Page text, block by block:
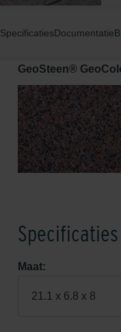
SpecificatiesDocumentatie
GeoSteen®
Specificaties
Maat:
21.1 x 6.8 x 8